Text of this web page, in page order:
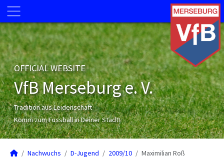
OFFICIAL WEBSITE
VfB Merseburg e. V.
Tradition aus Leidenschaft
Komm zum Fussball in Deiner Stadt!
Nachwuchs D-Jugend 2009/10 Maximilian Roß